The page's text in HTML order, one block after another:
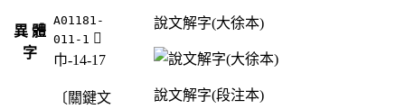
異 體
字
A01181-
011-1 󱬩
巾-14-17
〔關鍵文
說文解字(大徐本)
說文解字(段注本)